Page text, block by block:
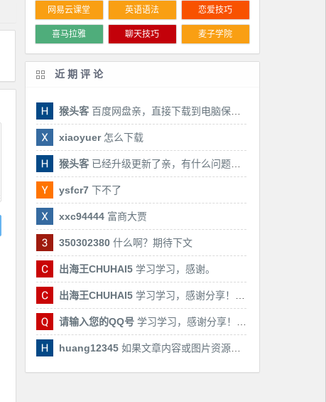
网易云课堂 英语语法 恋爱技巧
喜马拉雅 聊天技巧 麦子学院
近期评论
猴头客百度网盘亲，直接下载到电脑保存亲，后期有课还会更新
xiaoyuer怎么下载
猴头客已经升级更新了亲，有什么问题随时联系我！
ysfcr7下不了
xxc94444富商大贾
350302380什么啊？期待下文
出海王CHUHAI5学习学习，感谢。
出海王CHUHAI5学习学习，感谢分享！！！
请输入您的QQ号学习学习，感谢分享！！！
huang12345如果文章内容或图片资源失效，请留言反馈，我